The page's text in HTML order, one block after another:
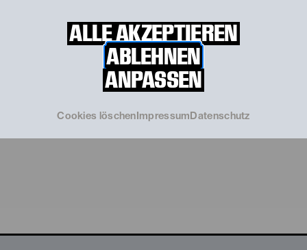
ALLE AKZEPTIEREN
ABLEHNEN
ANPASSEN
Cookies löschen Impressum Datenschutz
Mi, 28. Oktober19:00 Uhr
BLÄTTERWIRBEL PORTRÄT
BENJAMIN LEBERT
TICKETS
€20